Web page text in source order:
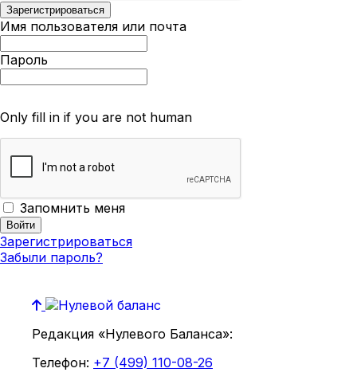
Имя пользователя или почта
Пароль
Only fill in if you are not human
Запомнить меня
Зарегистрироваться
Забыли пароль?
Редакция «Нулевого Баланса»:
Телефон: +7 (499) 110-08-26